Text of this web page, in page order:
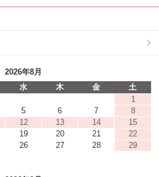
2026年8月
水 木 金
土
1
5 6 7
8
12 13 14
15
19 20 21
22
26 27 28
29